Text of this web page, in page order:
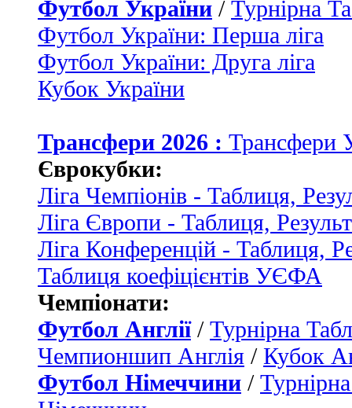
Футбол України / Турнірна
Футбол України: Перша ліга
Футбол України: Друга ліга
Кубок України
Трансфери 2026 : Трансфери
Єврокубки:
Ліга Чемпіонів - Таблиця,
Ліга Європи - Таблиця,
Ліга Конференцій - Таблиця,
Таблиця коефіцієнтів УЄФА
Чемпіонати:
Футбол Англії/ Турнірна
Чемпионшип Англія / Кубок
Футбол Німеччини /